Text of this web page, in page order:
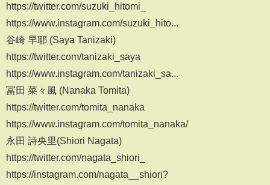
https://twitter.com/suzuki_hitomi_
https://www.instagram.com/suzuki_hito...
谷崎 早耶 (Saya Tanizaki)
https://twitter.com/tanizaki_saya
https://www.instagram.com/tanizaki_sa...
冨田 菜々風 (Nanaka Tomita)
https://twitter.com/tomita_nanaka
https://www.instagram.com/tomita_nanaka/
永田 詩央里(Shiori Nagata)
https://twitter.com/nagata_shiori_
https://instagram.com/nagata__shiori?